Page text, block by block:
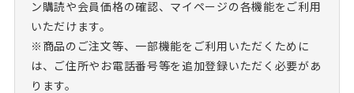
ン購読や会員価格の確認、マイページの各機能をご利用
いただけます。
※商品のご注文等、一部機能をご利用いただくために
は、ご住所やお電話番号等を追加登録いただく必要があ
ります。